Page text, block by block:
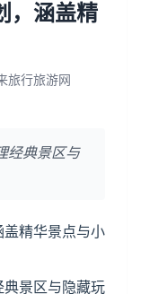
，涵盖精
旅行旅游网
经典景区与
盖精华景点与小
典景区与隐藏玩